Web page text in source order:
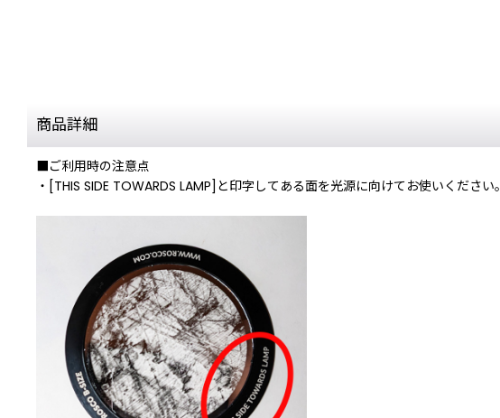
商品詳細
■ご利用時の注意点
・[THIS SIDE TOWARDS LAMP]と印字してある面を光源に向けてお使いください。